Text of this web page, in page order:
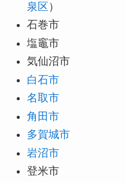
泉区 ）
石巻市
塩竈市
気仙沼市
白石市
名取市
角田市
多賀城市
岩沼市
登米市